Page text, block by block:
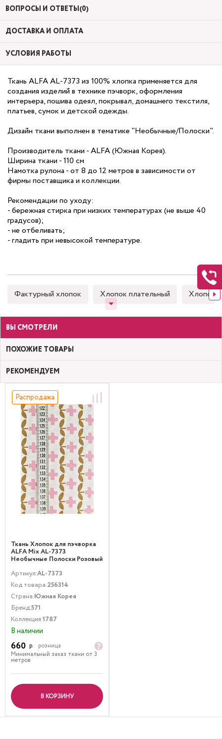
ВОПРОСЫ И ОТВЕТЫ(0)
ДОСТАВКА И ОПЛАТА
УСЛОВИЯ РАБОТЫ
Ткань ALFA AL-7373 из 100% хлопка применяется для
создания изделий в технике пэчворк, оформления
интерьера, пошива одеял, покрывал, домашнего текстиля,
платьев, сумок и детской одежды.
Дизайн ткани выполнен в тематике "Необычные/Полоски".
Производитель ткани - ALFA (Южная Корея).
Ширина ткани - 110 см
Намотка рулона - от 8 до 12 метров в зависимости от
фирмы поставщика и коллекции.
Рекомендации по уходу:
- бережная стирка при низких температурах (не выше 40
градусов);
- не отбеливать;
- гладить при невысокой температуре.
Фактурный хлопок Хлопок плательный Хлопок
ВЫ СМОТРЕЛИ
ПОХОЖИЕ ТОВАРЫ
РЕКОМЕНДУЕМ
Распродажа
Ткань Хлопок для пэчворка
ALFA Mix AL-7373
Необычные Полоски Розовый
Артикул:AL-7373
Код товара:256314
Страна:Южная Корея
Бренд:571
Коллекция:1787
В наличии
660 р.
розница
Минимальный заказ ткани от 3
метров
В КОРЗИНУ